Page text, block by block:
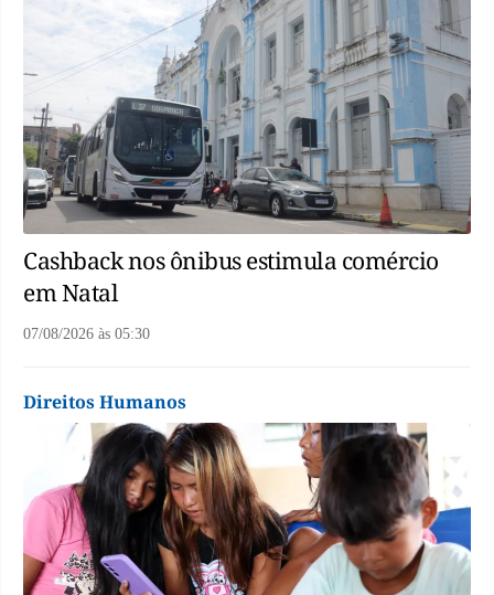
Cashback nos ônibus estimula comércio
em Natal
07/08/2026 às 05:30
Direitos Humanos